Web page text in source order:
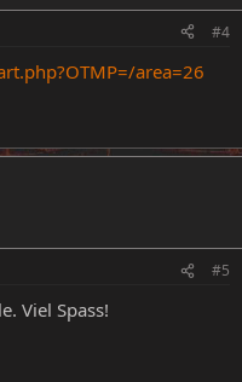
#4
area=26
#5
Viel Spass!